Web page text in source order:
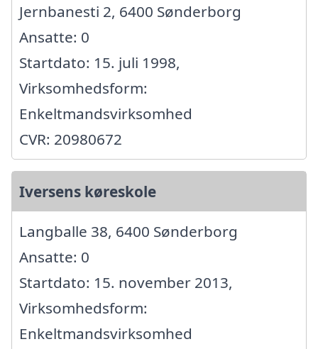
Jernbanesti 2, 6400 Sønderborg
Ansatte: 0
Startdato: 15. juli 1998,
Virksomhedsform:
Enkeltmandsvirksomhed
CVR: 20980672
Iversens køreskole
Langballe 38, 6400 Sønderborg
Ansatte: 0
Startdato: 15. november 2013,
Virksomhedsform:
Enkeltmandsvirksomhed